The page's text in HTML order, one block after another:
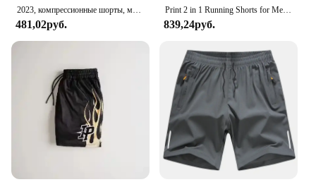
2023, компрессионные шорты, мужская летняя спортивная одежда, тренировочные колготки, леггинсы для тренажерного зала и фитнеса, короткие брюки, спортивные штаны, шорты для бега, мужские
481,02руб.
Print 2 in 1 Running Shorts for Men Gym Workout Compression Shorts with Phone Pocket Towel Loop Summer Sport Athletic Activewear
839,24руб.